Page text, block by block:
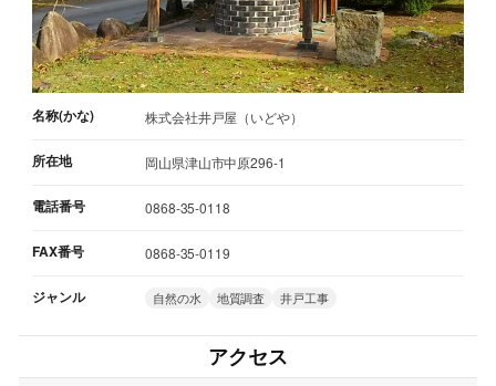
名称(かな) 株式会社井戸屋（いどや）
所在地 岡山県津山市中原296-1
電話番号 0868-35-0118
FAX番号 0868-35-0119
ジャンル 自然の水 地質調査 井戸工事
アクセス